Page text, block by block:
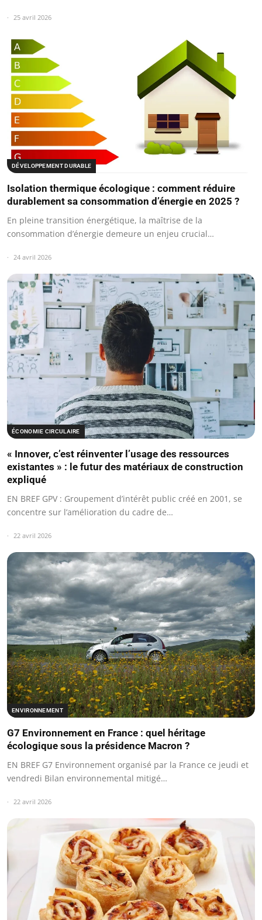
25 avril 2026
DÉVELOPPEMENT DURABLE
Isolation thermique écologique : comment réduire
durablement sa consommation d’énergie en 2025 ?
En pleine transition énergétique, la maîtrise de la
consommation d’énergie demeure un enjeu crucial…
24 avril 2026
ÉCONOMIE CIRCULAIRE
« Innover, c’est réinventer l’usage des ressources
existantes » : le futur des matériaux de construction
expliqué
EN BREF GPV : Groupement d’intérêt public créé en 2001, se
concentre sur l’amélioration du cadre de…
22 avril 2026
ENVIRONNEMENT
G7 Environnement en France : quel héritage
écologique sous la présidence Macron ?
EN BREF G7 Environnement organisé par la France ce jeudi et
vendredi Bilan environnemental mitigé…
22 avril 2026